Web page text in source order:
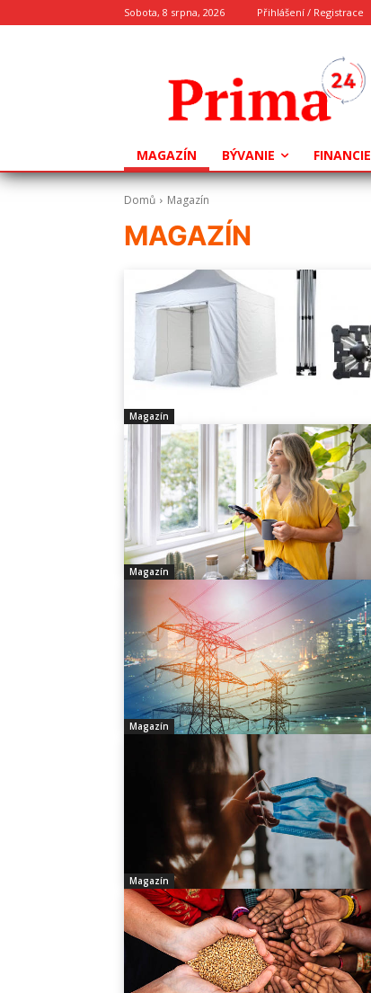
Sobota, 8 srpna, 2026 Přihlášení / Registrace
MAGAZÍN BÝVANIE FINANCIE
Domů Magazín
MAGAZÍN
Magazín
Magazín
Magazín
Magazín